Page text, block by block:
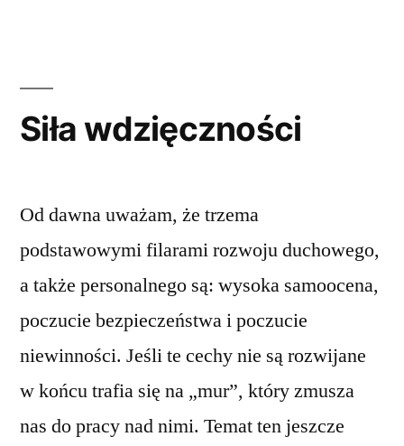
Siła wdzięczności
Od dawna uważam, że trzema
podstawowymi filarami rozwoju duchowego,
a także personalnego są: wysoka samoocena,
poczucie bezpieczeństwa i poczucie
niewinności. Jeśli te cechy nie są rozwijane
w końcu trafia się na „mur”, który zmusza
nas do pracy nad nimi. Temat ten jeszcze